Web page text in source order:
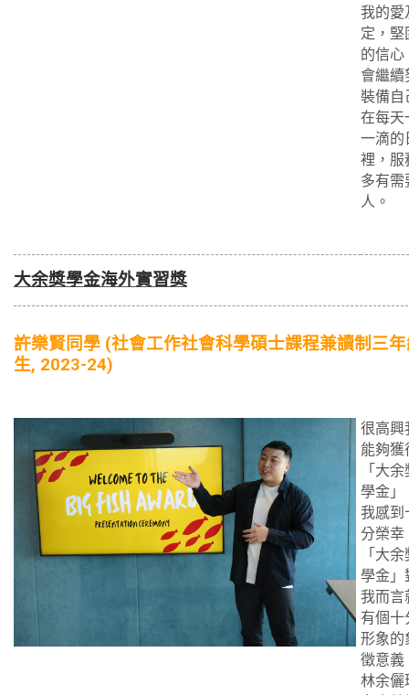
我的愛
定，堅
的信心
會繼續
裝備自
在每天
一滴的
裡，服
多有需
人。
大余獎學金海外實習獎
許樂賢同學 (社會工作社會科學碩士課程兼讀制三
生, 2023-24)
很高興
能夠獲
「大
學金」
我感到
分榮幸
「大
學金」
我而言
有個十
形象的
徵意義
林余儷